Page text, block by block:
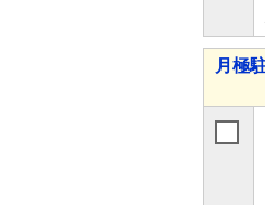
月極